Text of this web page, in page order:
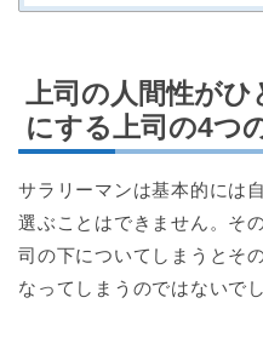
上司の人間性がひ
にする上司の4つ
サラリーマンは基本的には
選ぶことはできません。そ
司の下についてしまうとそ
なってしまうのではないで